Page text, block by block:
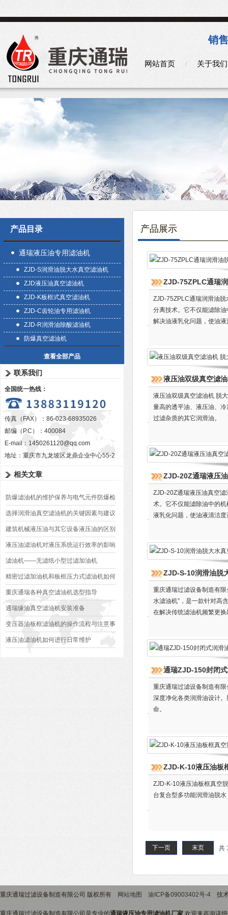
销
网站首页 关于我们
产品目录
通瑞液压油专用滤油机
ZJD-S润滑油脱大水真空滤油机
ZJD液压油真空滤油机
ZJD-K板框式真空滤油机
ZJD-C齿轮油专用滤油机
ZJD-R润滑油除酸滤油机
防爆真空滤油机
查看全部产品
联系我们
全国统一热线：
传真（FAX）：86-023-68935026
邮编（P.C）：400084
E-mail： 1450261120@qq.com
地址：重庆市九龙坡区龙鼎企业中心55-2
相关文章
防爆滤油机的维护保养与电气元件防爆检
查
选择润滑油真空滤油机的关键因素与建议
建筑机械液压油与其它设备液压油的区别
液压油滤油机对液压系统运行效率的影响
滤油机——无滤纸小型过滤加油机
精密过滤加油机和板框压力式滤油机如何
选购
重庆通瑞各种真空滤油机选型指导
通瑞缘油真空滤油机安装准备
变压器油板框滤油机的操作流程与注意事
项
液压油滤油机如何进行日常维护
产品展示
ZJD-75ZPLC通瑞
ZJD-75ZPLC通瑞润滑油
分离技术。它不仅能滤除
解决油液乳化问题，使油
液压油双级真空滤
液压油双级真空滤油机 脱
量高的透平油、液压油、
过滤杂质的其它润滑油。
ZJD-20Z通瑞液压
ZJD-20Z通瑞液压油真空
术。它不仅能滤除油中的
液乳化问题，使油液清洁
ZJD-S-10润滑油脱
重庆通瑞过滤设备制造有
水滤油机”，是一款针对高
在解决传统滤油机频繁更
通瑞ZJD-150封闭
重庆通瑞过滤设备制造有
深度净化各类润滑油设计
命。
ZJD-K-10液压油板
ZJD-K-10液压油板框真空
台复合型多功能润滑油脱
共
下一页 末页
重庆通瑞过滤设备制造有限公司 版权所有 网站地图 渝ICP备09003402号-4 技
重庆通瑞过滤设备制造有限公司是专业的通瑞液压油专用滤油机厂家 ,欢迎来咨询详